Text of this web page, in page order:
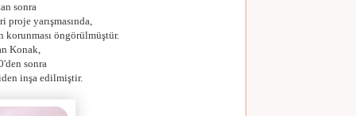
sonra
proje yarışmasında,
öngörülmüştür.
Konak,
sonra
inşa edilmiştir.